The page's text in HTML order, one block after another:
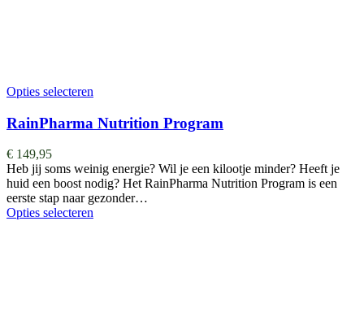
Opties selecteren
RainPharma Nutrition Program
€ 149,95
Heb jij soms weinig energie? Wil je een kilootje minder? Heeft je
huid een boost nodig? Het RainPharma Nutrition Program is een
eerste stap naar gezonder…
Opties selecteren